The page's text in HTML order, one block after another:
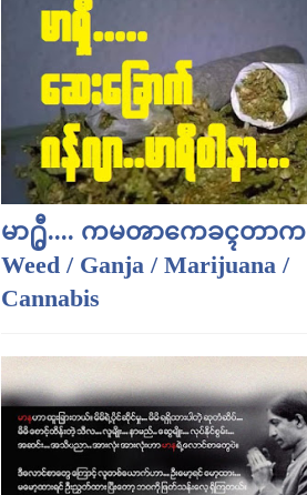
မာ႐ွီ.... ကမၻာကေခၚတာက
Weed / Ganja / Marijuana /
Cannabis